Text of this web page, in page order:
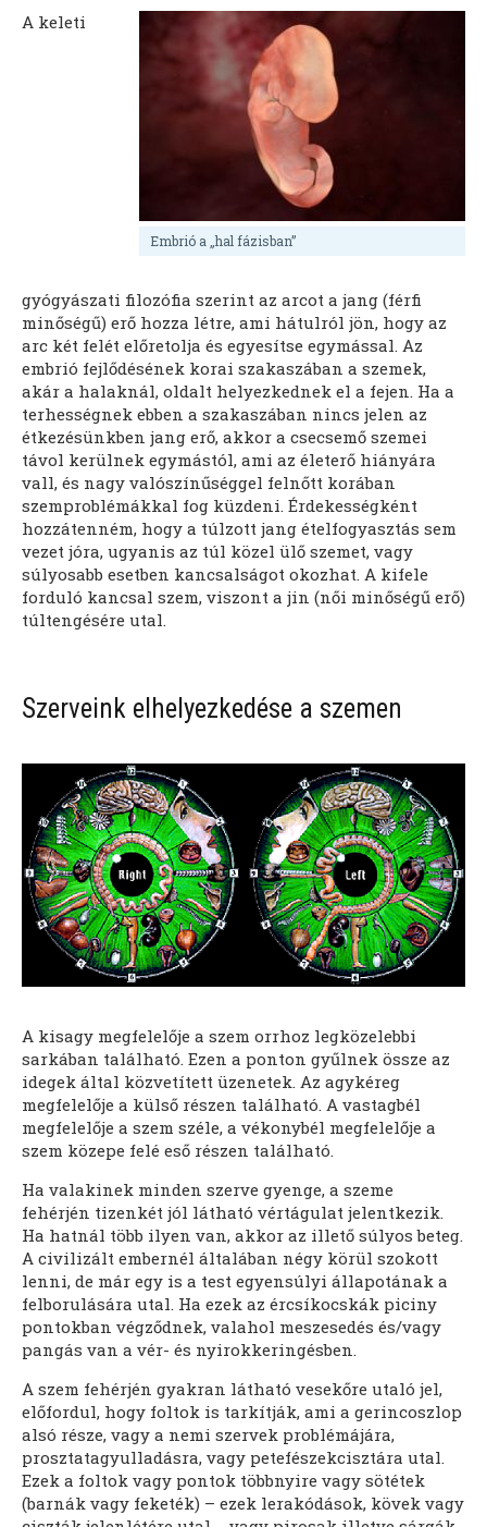
Embrió a „hal fázisban”
A keleti
gyógyászati filozófia szerint az arcot a jang (férfi
minőségű) erő hozza létre, ami hátulról jön, hogy az
arc két felét előretolja és egyesítse egymással. Az
embrió fejlődésének korai szakaszában a szemek,
akár a halaknál, oldalt helyezkednek el a fejen. Ha a
terhességnek ebben a szakaszában nincs jelen az
étkezésünkben jang erő, akkor a csecsemő szemei
távol kerülnek egymástól, ami az életerő hiányára
vall, és nagy valószínűséggel felnőtt korában
szemproblémákkal fog küzdeni. Érdekességként
hozzátenném, hogy a túlzott jang ételfogyasztás sem
vezet jóra, ugyanis az túl közel ülő szemet, vagy
súlyosabb esetben kancsalságot okozhat. A kifele
forduló kancsal szem, viszont a jin (női minőségű erő)
túltengésére utal.
Szerveink elhelyezkedése a szemen
A kisagy megfelelője a szem orrhoz legközelebbi
sarkában található. Ezen a ponton gyűlnek össze az
idegek által közvetített üzenetek. Az agykéreg
megfelelője a külső részen található. A vastagbél
megfelelője a szem széle, a vékonybél megfelelője a
szem közepe felé eső részen található.
Ha valakinek minden szerve gyenge, a szeme
fehérjén tizenkét jól látható vértágulat jelentkezik.
Ha hatnál több ilyen van, akkor az illető súlyos beteg.
A civilizált embernél általában négy körül szokott
lenni, de már egy is a test egyensúlyi állapotának a
felborulására utal. Ha ezek az ércsíkocskák piciny
pontokban végződnek, valahol meszesedés és/vagy
pangás van a vér- és nyirokkeringésben.
A szem fehérjén gyakran látható vesekőre utaló jel,
előfordul, hogy foltok is tarkítják, ami a gerincoszlop
alsó része, vagy a nemi szervek problémájára,
prosztatagyulladásra, vagy petefészekcisztára utal.
Ezek a foltok vagy pontok többnyire vagy sötétek
(barnák vagy feketék) – ezek lerakódások, kövek vagy